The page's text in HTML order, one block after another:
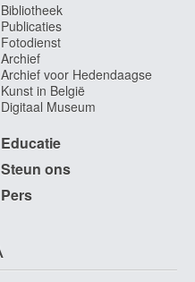
Bibliotheek
Publicaties
Fotodienst
Archief
Archief voor Hedendaagse
Kunst in België
Digitaal Museum
Educatie
Steun ons
Pers